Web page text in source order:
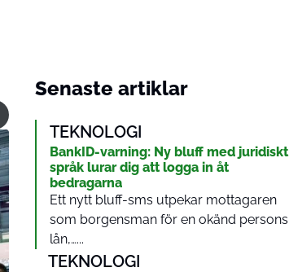
Senaste artiklar
TEKNOLOGI
BankID-varning: Ny bluff med juridiskt
språk lurar dig att logga in åt
bedragarna
Ett nytt bluff-sms utpekar mottagaren
som borgensman för en okänd persons
lån,…...
TEKNOLOGI